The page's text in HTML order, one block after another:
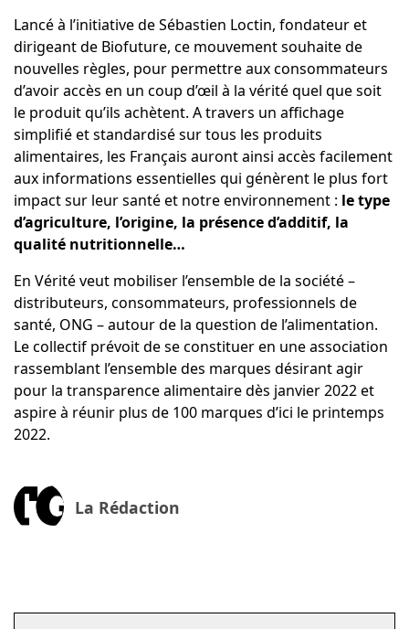
Lancé à l’initiative de Sébastien Loctin, fondateur et
dirigeant de Biofuture, ce mouvement souhaite de
nouvelles règles, pour permettre aux consommateurs
d’avoir accès en un coup d’œil à la vérité quel que soit
le produit qu’ils achètent. A travers un affichage
simplifié et standardisé sur tous les produits
alimentaires, les Français auront ainsi accès facilement
aux informations essentielles qui génèrent le plus fort
impact sur leur santé et notre environnement : le type
d’agriculture, l’origine, la présence d’additif, la
qualité nutritionnelle…
En Vérité veut mobiliser l’ensemble de la société –
distributeurs, consommateurs, professionnels de
santé, ONG – autour de la question de l’alimentation.
Le collectif prévoit de se constituer en une association
rassemblant l’ensemble des marques désirant agir
pour la transparence alimentaire dès janvier 2022 et
aspire à réunir plus de 100 marques d’ici le printemps
2022.
La Rédaction